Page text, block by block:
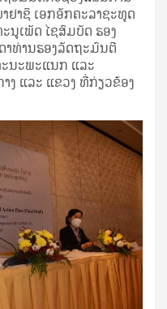
ຢາຊິ ເອກອັກຄະລາຊະທູດ
ນູເພັດ ໄຊສົມບັດ ຮອງ
າທ່ານຮອງລັດຖະມົນຕີ
ນະພະແນກ ແລະ
ງ ແລະ ແຂວງ ທີ່ກ່ຽວຂ້ອງ